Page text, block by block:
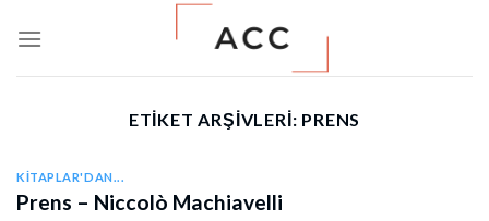
ETIKET ARŞIVLERI: PRENS
KITAPLAR'DAN...
Prens – Niccolò Machiavelli